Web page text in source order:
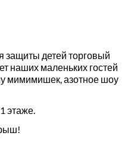
защиты детей торговый
наших маленьких гостей
мимимишек, азотное шоу
этаже.